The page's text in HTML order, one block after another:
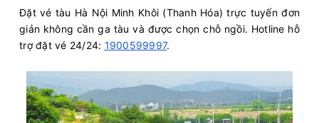
Đặt vé tàu Hà Nội Minh Khôi (Thanh Hóa) trực tuyến đơn
giản không cần ga tàu và được chọn chỗ ngồi. Hotline hỗ
trợ đặt vé 24/24: 1900599997.